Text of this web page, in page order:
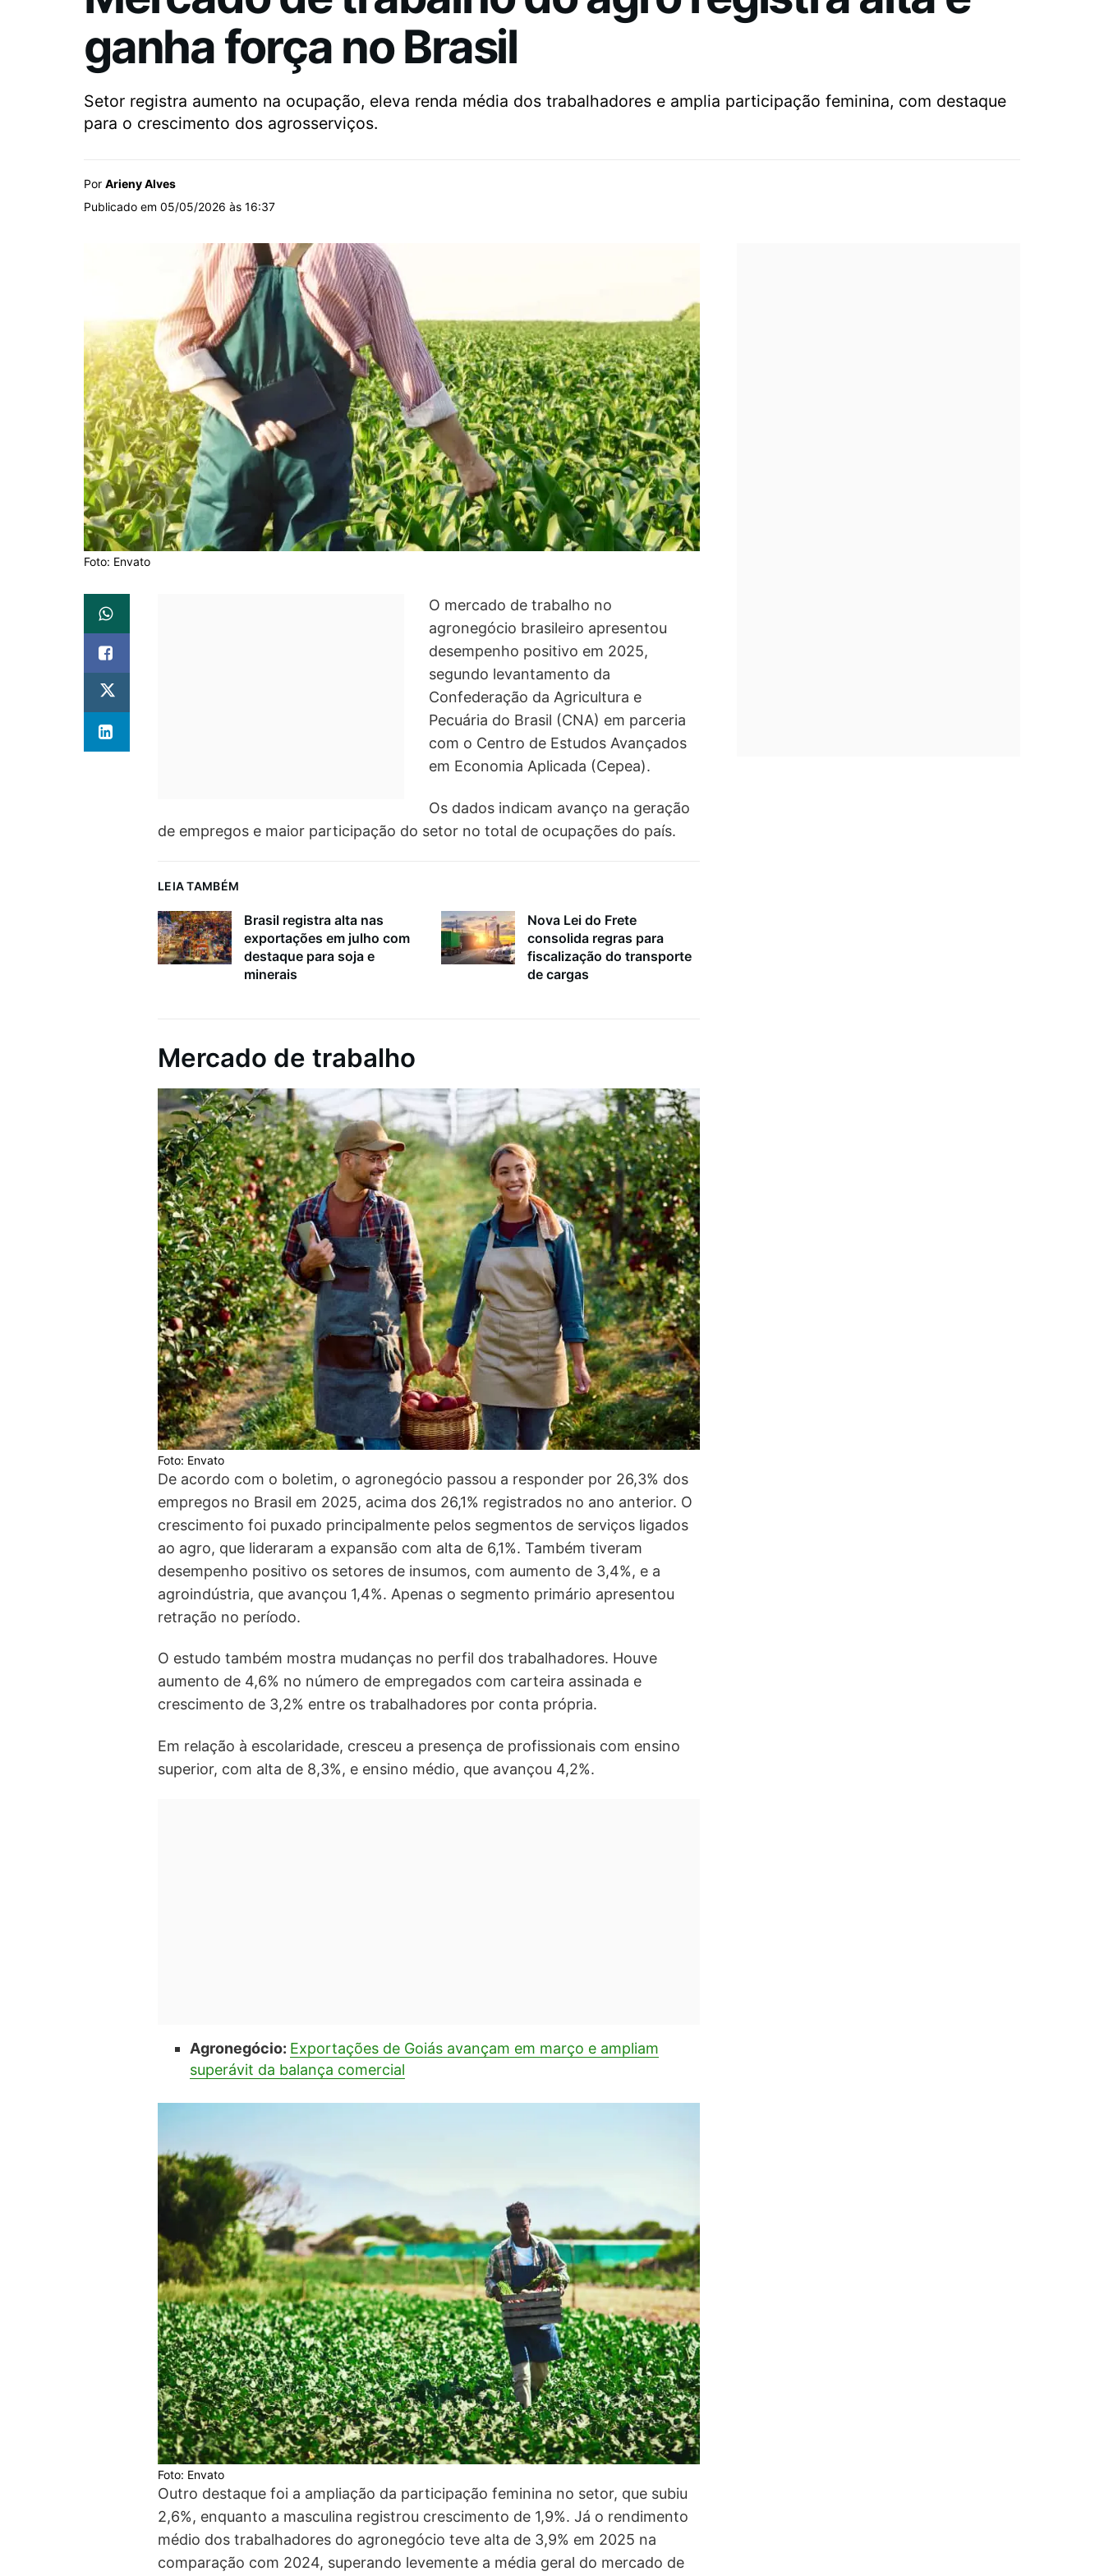
ganha força no Brasil
Setor registra aumento na ocupação, eleva renda média dos trabalhadores e amplia participação feminina, com destaque
para o crescimento dos agrosserviços.
Por Arieny Alves
Publicado em 05/05/2026 às 16:37
Foto: Envato
O mercado de trabalho no
agronegócio brasileiro apresentou
desempenho positivo em 2025,
segundo levantamento da
Confederação da Agricultura e
Pecuária do Brasil (CNA) em parceria
com o Centro de Estudos Avançados
em Economia Aplicada (Cepea).
Os dados indicam avanço na geração
de empregos e maior participação do setor no total de ocupações do país.
LEIA TAMBÉM
Brasil registra alta nas
exportações em julho com
destaque para soja e
minerais
Nova Lei do Frete
consolida regras para
fiscalização do transporte
de cargas
Mercado de trabalho
Foto: Envato
De acordo com o boletim, o agronegócio passou a responder por 26,3% dos
empregos no Brasil em 2025, acima dos 26,1% registrados no ano anterior. O
crescimento foi puxado principalmente pelos segmentos de serviços ligados
ao agro, que lideraram a expansão com alta de 6,1%. Também tiveram
desempenho positivo os setores de insumos, com aumento de 3,4%, e a
agroindústria, que avançou 1,4%. Apenas o segmento primário apresentou
retração no período.
O estudo também mostra mudanças no perfil dos trabalhadores. Houve
aumento de 4,6% no número de empregados com carteira assinada e
crescimento de 3,2% entre os trabalhadores por conta própria.
Em relação à escolaridade, cresceu a presença de profissionais com ensino
superior, com alta de 8,3%, e ensino médio, que avançou 4,2%.
Agronegócio: Exportações de Goiás avançam em março e ampliam
superávit da balança comercial
Foto: Envato
Outro destaque foi a ampliação da participação feminina no setor, que subiu
2,6%, enquanto a masculina registrou crescimento de 1,9%. Já o rendimento
médio dos trabalhadores do agronegócio teve alta de 3,9% em 2025 na
comparação com 2024, superando levemente a média geral do mercado de